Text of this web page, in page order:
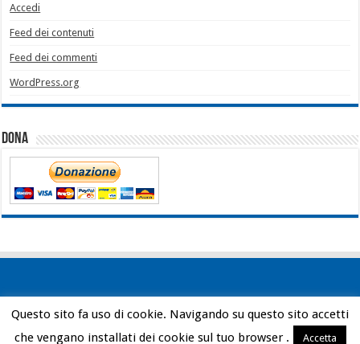
Accedi
Feed dei contenuti
Feed dei commenti
WordPress.org
Dona
Powered by WordPress| Designed by Bob Vann
Questo sito fa uso di cookie. Navigando su questo sito accetti
che vengano installati dei cookie sul tuo browser .
Accetta